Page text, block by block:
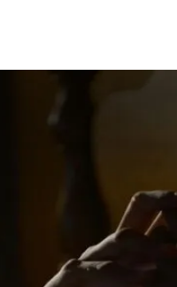
Jardim CalifórniaJardim dos
Sra. da Escada